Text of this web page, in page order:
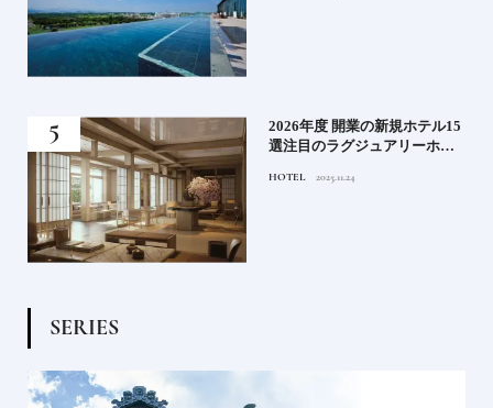
2026年度 開業の新規ホテル15
選注目のラグジュアリーホテ
ィホテルまでご紹介【後編】
HOTEL 2025.11.24
SERIES